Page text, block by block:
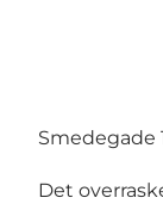
Smedegade
Det